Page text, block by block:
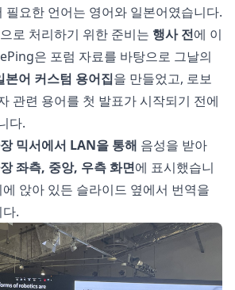
필요한 언어는 영어와 일본어였습니다.
로 처리하기 위한 준비는 행사 전에 이
은 포럼 자료를 바탕으로 그날의
본어 커스텀 용어집을 만들었고, 로보
관련 용어를 첫 발표가 시작되기 전에
다.
믹서에서 LAN을 통해 음성을 받아
좌측, 중앙, 우측 화면에 표시했습니
앉아 있든 슬라이드 옆에서 번역을
.